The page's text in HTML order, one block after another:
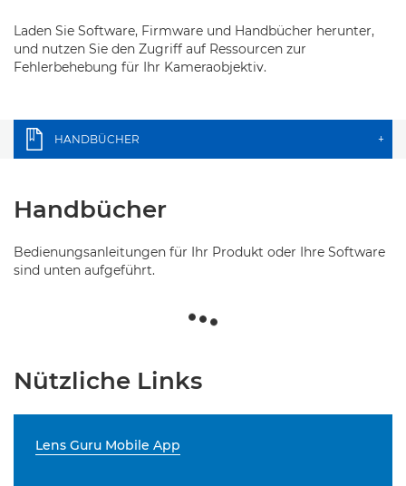
Laden Sie Software, Firmware und Handbücher herunter,
und nutzen Sie den Zugriff auf Ressourcen zur
Fehlerbehebung für Ihr Kameraobjektiv.
HANDBÜCHER +
Handbücher
Bedienungsanleitungen für Ihr Produkt oder Ihre Software
sind unten aufgeführt.
Nützliche Links
Lens Guru Mobile App